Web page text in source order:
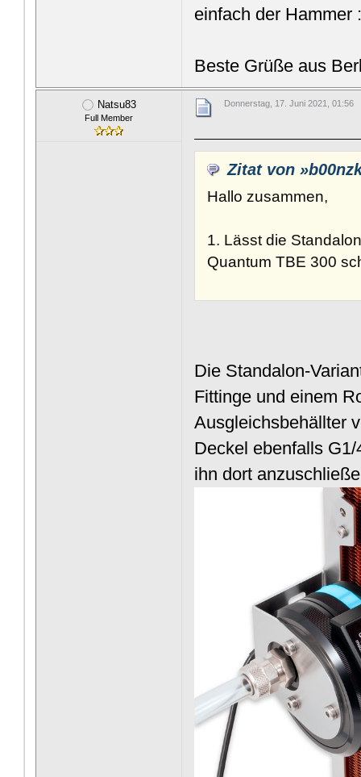
einfach der Hammer
Beste Grüße aus
Natsu83
Full Member
Donnerstag, 17. Juni 2021, 01:56
Zitat von
Hallo zusammen,
1. Lässt die
Quantum TBE 300
Die Standalon-
Fittinge und einem
Ausgleichsbehällter
Deckel ebenfalls
ihn dort